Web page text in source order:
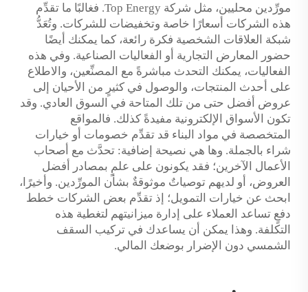
مورِّدين محليين، مثل شركة Top Energy. فغالبًا ما تقدِّم
هذه الشركات أسعارًا خاصة وتخفيضات للشركات. وتُعَدُّ
شبكة العلاقات الشخصية فكرة رائعة، كما يمكنك أيضًا
حضور المعارض التجارية أو الفعاليات الصناعية. وفي هذه
الفعاليات، يمكنك التحدث مباشرةً مع المصنِّعين، والاطلاع
على أحدث المنتجات، والوصول في كثيرٍ من الأحيان إلى
عروض أفضل حتى من تلك المتاحة في السوق العادي. وقد
تكون الأسواق الإلكترونية مفيدةً كذلك. فالمواقع
المتخصصة في مواد البناء قد تقدِّم خصومات أو خيارات
شراء بالجملة. وها هي نصيحة إضافية: تحدَّث مع أصحاب
الأعمال الآخرين؛ فقد يكونون على علمٍ بمصادر أفضل
العروض، أو لديهم توصياتٌ موثوقةٌ بشأن المورِّدين. وأخيرًا،
ابحث عن خيارات التمويل؛ إذ تقدِّم بعض الشركات خطط
دفعٍ تساعد العملاء على إدارة ميزانيتهم لتغطية هذه
التكلفة. وهذا يمكن أن يساعدك في تركيب السقف
الشمسي دون الإضرار بوضعك المالي.